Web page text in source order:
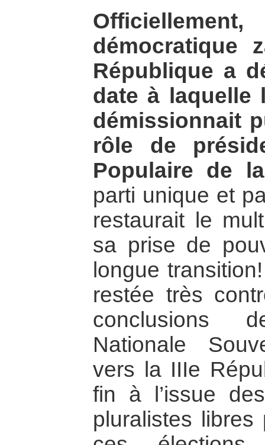
démocratique
République a
date à laquelle
démissionnait
rôle de
Populaire de
parti unique et
restaurait le
sa prise de
longue
restée très
conclusions
Nationale
vers la IIIe
fin à l’issue
pluralistes